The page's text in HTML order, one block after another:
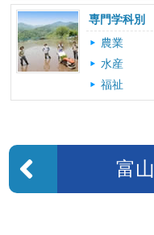
専門学科別
農業
水産
福祉
富